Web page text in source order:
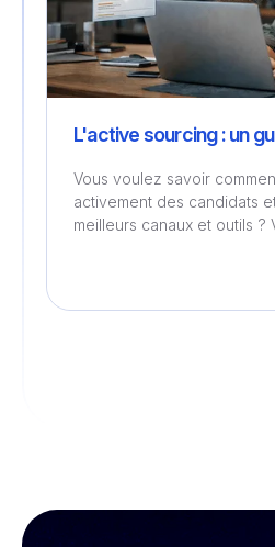
L'active sourcing : un
Vous voulez savoir
activement des candidats
meilleurs canaux et outils ?